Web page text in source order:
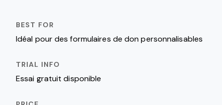
Idéal pour des formulaires de don personnalisables
Essai gratuit disponible